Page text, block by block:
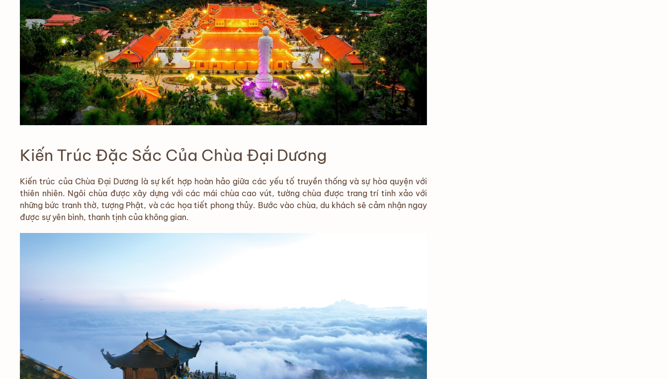
Kiến Trúc Đặc Sắc Của Chùa Đại Dương
Kiến trúc của Chùa Đại Dương là sự kết hợp hoàn hảo giữa các yếu tố truyền thống và sự hòa quyện với
thiên nhiên. Ngôi chùa được xây dựng với các mái chùa cao vút, tường chùa được trang trí tinh xảo với
những bức tranh thờ, tượng Phật, và các họa tiết phong thủy. Bước vào chùa, du khách sẽ cảm nhận ngay
được sự yên bình, thanh tịnh của không gian.